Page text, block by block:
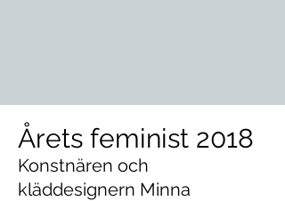
Årets feminist 2018
Konstnären och
kläddesignern Minna